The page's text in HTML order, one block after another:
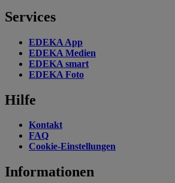
Services
EDEKA App
EDEKA Medien
EDEKA smart
EDEKA Foto
Hilfe
Kontakt
FAQ
Cookie-Einstellungen
Informationen